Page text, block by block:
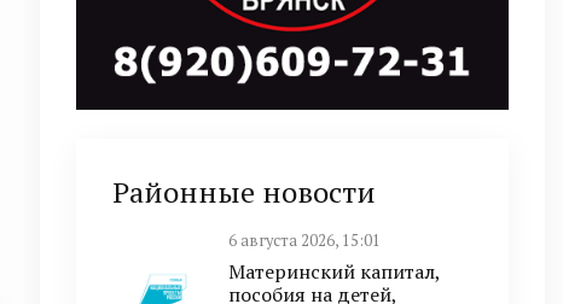
Районные новости
6 августа 2026, 15:01
Материнский капитал,
пособия на детей,